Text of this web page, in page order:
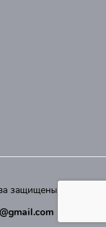
защищены.